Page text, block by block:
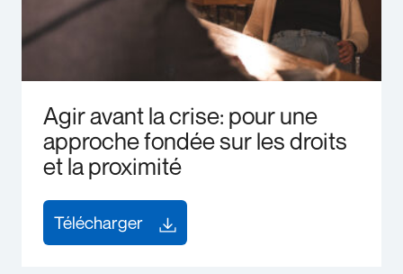
Agir avant la crise: pour une
approche fondée sur les droits
et la proximité
Télécharger